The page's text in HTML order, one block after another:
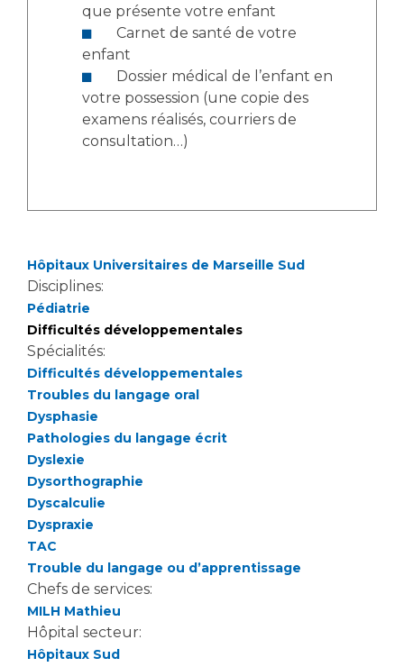
Protection des données
Sécurité
que présente votre enfant
enfant
votre possession (une copie des
examens réalisés, courriers de
consultation…)
Hôpitaux Universitaires de Marseille Sud
Disciplines:
Pédiatrie
Difficultés développementales
Spécialités:
Difficultés développementales
Troubles du langage oral
Dysphasie
Pathologies du langage écrit
Dyslexie
Dysorthographie
Dyscalculie
Dyspraxie
TAC
Trouble du langage ou d’apprentissage
Chefs de services:
MILH Mathieu
Hôpital secteur:
Hôpitaux Sud